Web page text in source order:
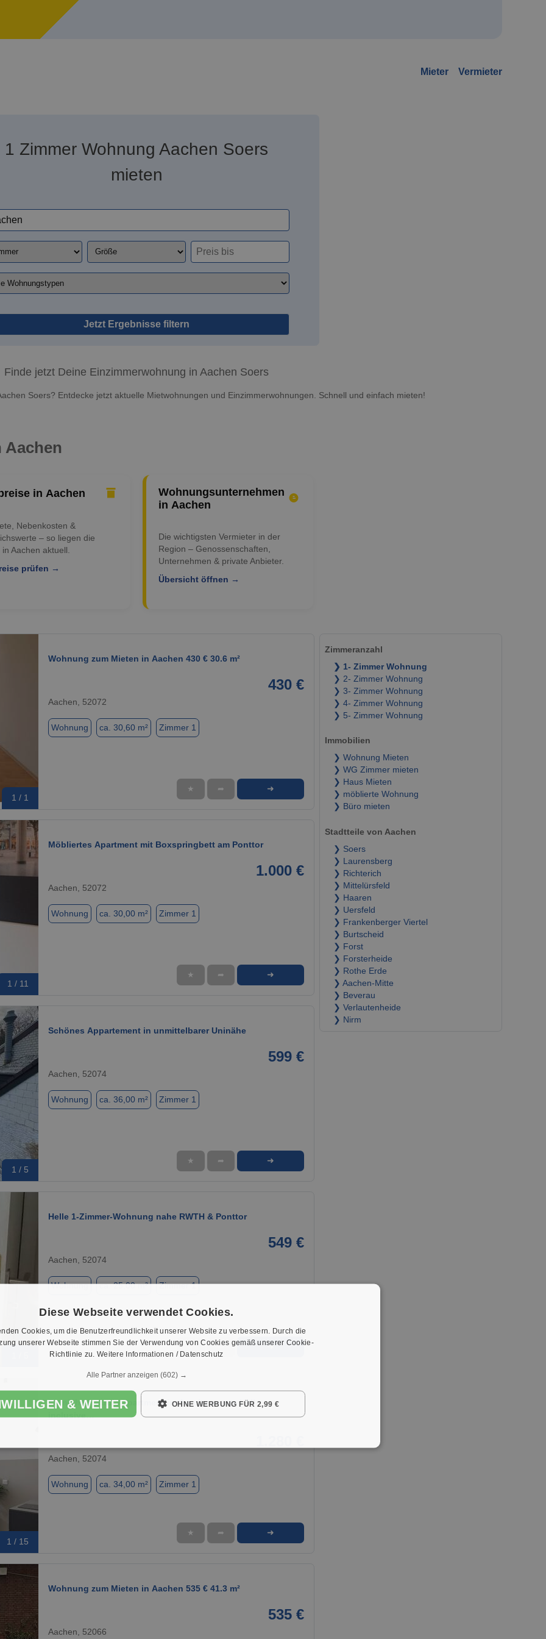
Mieter Vermieter
1 Zimmer Wohnung Aachen Soers
mieten
Jetzt Ergebnisse filtern
Finde jetzt Deine Einzimmerwohnung in Aachen Soers
Soers? Entdecke jetzt aktuelle Mietwohnungen und Einzimmerwohnungen. Schnell und einfach mieten!
in Aachen
Nebenkosten &
– so liegen die
Aachen aktuell.
prüfen →
Wohnungsunternehmen
in Aachen
Die wichtigsten Vermieter in der
Region – Genossenschaften,
Unternehmen & private Anbieter.
Übersicht öffnen →
1 / 1
Wohnung zum Mieten in Aachen 430 € 30.6 m²
430 €
Aachen, 52072
Wohnung ca. 30,60 m² Zimmer 1
★ ➦ ➜
1 / 11
Möbliertes Apartment mit Boxspringbett am Ponttor
1.000 €
Aachen, 52072
Wohnung ca. 30,00 m² Zimmer 1
★ ➦ ➜
1 / 5
Schönes Appartement in unmittelbarer Uninähe
599 €
Aachen, 52074
Wohnung ca. 36,00 m² Zimmer 1
★ ➦ ➜
Helle 1-Zimmer-Wohnung nahe RWTH & Ponttor
549 €
Aachen, 52074
Wohnung ca. 25,00 m² Zimmer 1
★ ➦ ➜
1 / 15
Furnished studio apartment in the city centre | All-
inclusive…
Aachen, 52074
Wohnung ca. 34,00 m² Zimmer 1
★ ➦ ➜
Wohnung zum Mieten in Aachen 535 € 41.3 m²
535 €
Aachen, 52066
Zimmeranzahl
❯ 1- Zimmer Wohnung
❯ 2- Zimmer Wohnung
❯ 3- Zimmer Wohnung
❯ 4- Zimmer Wohnung
❯ 5- Zimmer Wohnung
Immobilien
❯ Wohnung Mieten
❯ WG Zimmer mieten
❯ Haus Mieten
❯ möblierte Wohnung
❯ Büro mieten
Stadtteile von Aachen
❯ Soers
❯ Laurensberg
❯ Richterich
❯ Mittelürsfeld
❯ Haaren
❯ Uersfeld
❯ Frankenberger Viertel
❯ Burtscheid
❯ Forst
❯ Forsterheide
❯ Rothe Erde
❯ Aachen-Mitte
❯ Beverau
❯ Verlautenheide
❯ Nirm
Diese Webseite verwendet Cookies.
Cookies, um die Benutzerfreundlichkeit unserer Website zu verbessern. Durch die
unserer Webseite stimmen Sie der Verwendung von Cookies gemäß unserer Cookie-
Richtlinie zu. Weitere Informationen / Datenschutz
Alle Partner anzeigen (602) →
& WEITER OHNE WERBUNG FÜR 2,99 €